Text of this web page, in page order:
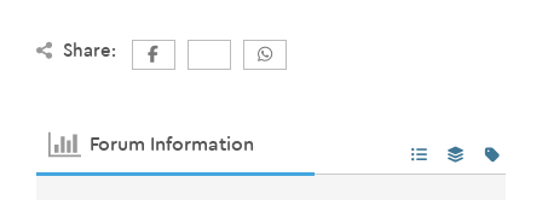
Share:
Forum Information